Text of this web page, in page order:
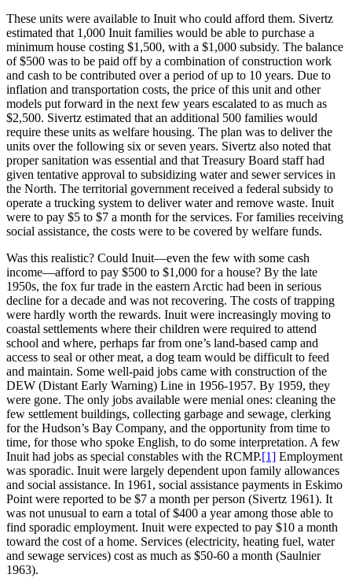
These units were available to Inuit who could afford them. Sivertz
estimated that 1,000 Inuit families would be able to purchase a
minimum house costing $1,500, with a $1,000 subsidy. The balance
of $500 was to be paid off by a combination of construction work
and cash to be contributed over a period of up to 10 years. Due to
inflation and transportation costs, the price of this unit and other
models put forward in the next few years escalated to as much as
$2,500. Sivertz estimated that an additional 500 families would
require these units as welfare housing. The plan was to deliver the
units over the following six or seven years. Sivertz also noted that
proper sanitation was essential and that Treasury Board staff had
given tentative approval to subsidizing water and sewer services in
the North. The territorial government received a federal subsidy to
operate a trucking system to deliver water and remove waste. Inuit
were to pay $5 to $7 a month for the services. For families receiving
social assistance, the costs were to be covered by welfare funds.
Was this realistic? Could Inuit—even the few with some cash
income—afford to pay $500 to $1,000 for a house? By the late
1950s, the fox fur trade in the eastern Arctic had been in serious
decline for a decade and was not recovering. The costs of trapping
were hardly worth the rewards. Inuit were increasingly moving to
coastal settlements where their children were required to attend
school and where, perhaps far from one’s land-based camp and
access to seal or other meat, a dog team would be difficult to feed
and maintain. Some well-paid jobs came with construction of the
DEW (Distant Early Warning) Line in 1956-1957. By 1959, they
were gone. The only jobs available were menial ones: cleaning the
few settlement buildings, collecting garbage and sewage, clerking
for the Hudson’s Bay Company, and the opportunity from time to
time, for those who spoke English, to do some interpretation. A few
Inuit had jobs as special constables with the RCMP.[1] Employment
was sporadic. Inuit were largely dependent upon family allowances
and social assistance. In 1961, social assistance payments in Eskimo
Point were reported to be $7 a month per person (Sivertz 1961). It
was not unusual to earn a total of $400 a year among those able to
find sporadic employment. Inuit were expected to pay $10 a month
toward the cost of a home. Services (electricity, heating fuel, water
and sewage services) cost as much as $50-60 a month (Saulnier
1963).